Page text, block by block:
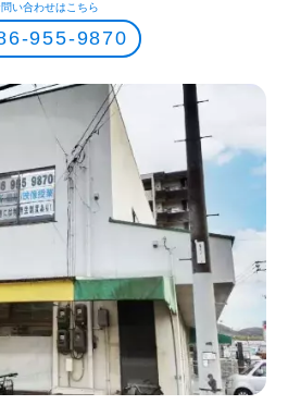
い合わせはこちら
955-9870